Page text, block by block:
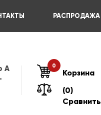
РАСПРОДАЖА
А
0
Корзина
(0)
Сравнить